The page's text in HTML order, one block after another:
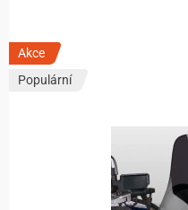
Akce
Populární